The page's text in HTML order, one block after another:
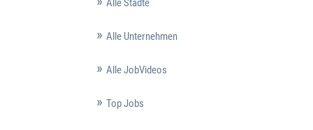
Alle Städte
Alle Unternehmen
Alle JobVideos
Top Jobs